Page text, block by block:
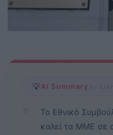
💡AI Summary by Libre
✨
Το Εθνικό
καλεί τα ΜΜΕ σε